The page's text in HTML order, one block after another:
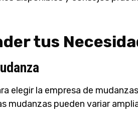
tus
elegir la empresa de
mudanzas pueden variar